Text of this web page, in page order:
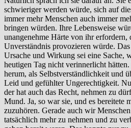
schwieriger werden würde, sich auf
immer mehr Menschen auch immer
bringen würden. Ihre Lebensweise
unangenehme Härte von ihr erfordern,
Unverständnis provozieren würde.
Ursache und Wirkung sei eine Sache,
heutigen Tag nicht verinnerlicht
herum, als Selbstverständlichkeit und
Leid und gefühlter Ungerechtigkeit.
der hat auch das Recht, nehmen zu
Mund. Ja, so war sie, und es bereitete
zuzuhören. Gerade auch wir
tatsächlich mehr zu nehmen und zu